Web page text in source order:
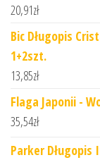
20,91zł
Bic Długopis
1+2szt.
13,85zł
Flaga Japonii -
35,54zł
Parker Długopis